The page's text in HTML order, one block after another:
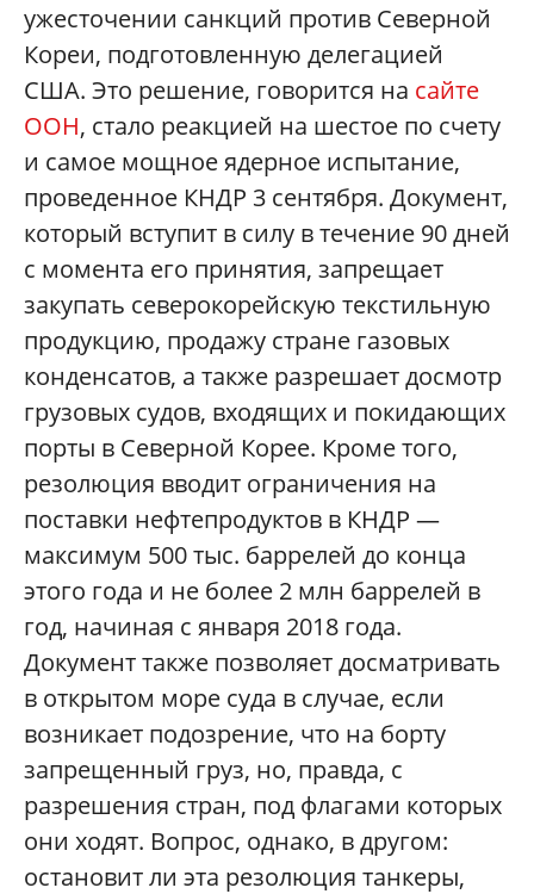
ужесточении санкций против Северной
Кореи, подготовленную делегацией
США. Это решение, говорится на сайте
ООН, стало реакцией на шестое по счету
и самое мощное ядерное испытание,
проведенное КНДР 3 сентября. Документ,
который вступит в силу в течение 90 дней
c момента его принятия, запрещает
закупать северокорейскую текстильную
продукцию, продажу стране газовых
конденсатов, а также разрешает досмотр
грузовых судов, входящих и покидающих
порты в Северной Корее. Кроме того,
резолюция вводит ограничения на
поставки нефтепродуктов в КНДР —
максимум 500 тыс. баррелей до конца
этого года и не более 2 млн баррелей в
год, начиная с января 2018 года.
Документ также позволяет досматривать
в открытом море суда в случае, если
возникает подозрение, что на борту
запрещенный груз, но, правда, с
разрешения стран, под флагами которых
они ходят. Вопрос, однако, в другом:
остановит ли эта резолюция танкеры,